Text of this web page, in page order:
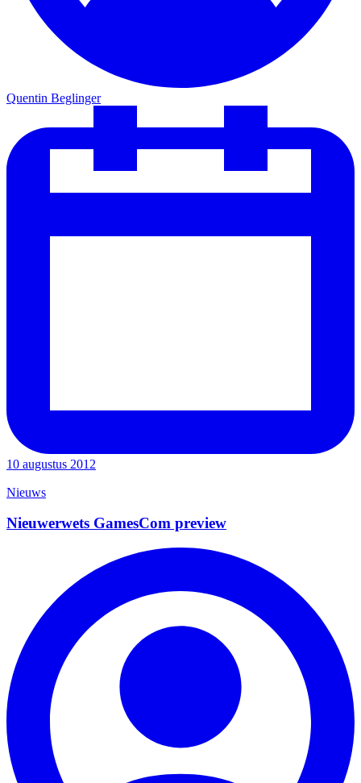
Quentin Beglinger
10 augustus 2012
Nieuws
Nieuwerwets GamesCom preview